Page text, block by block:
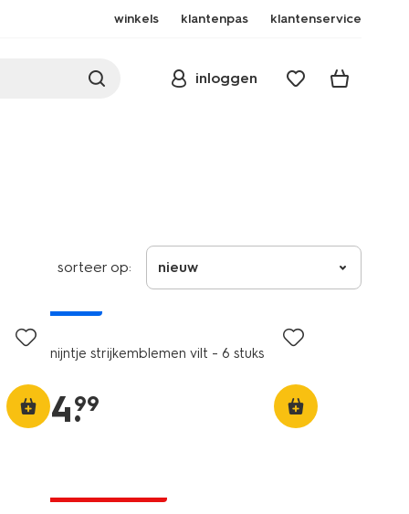
winkels klantenpas klantenservice
inloggen
sorteer op: nieuw
nijntje strijkemblemen vilt - 6 stuks
4.
99